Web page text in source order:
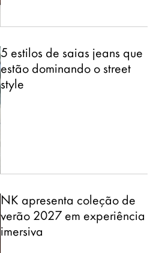
5 estilos de saias jeans que
estão dominando o street
style
NK apresenta coleção de
verão 2027 em experiência
imersiva